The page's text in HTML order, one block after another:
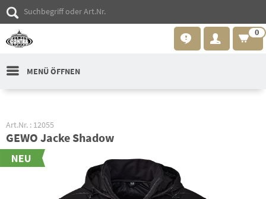
0
MENÜ ÖFFNEN
Art.Nr. : 12055
GEWO Jacke Shadow